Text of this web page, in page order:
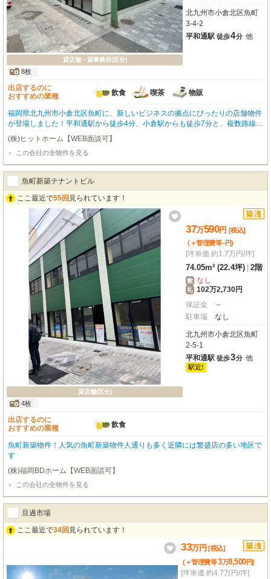
貸店舗・貸事務所(区分)
8枚
北九州市小倉北区魚町
3-4-2
平和通駅 徒歩4分 他
出店するのに
おすすめの業種
飲食 喫茶 物販
福岡県北九州市小倉北区魚町に、新しいビジネスの拠点にぴったりの店舗物件
が登場しました！平和通駅から徒歩4分、小倉駅からも徒歩7分と、複数路線が
利用できる便利な立地が魅力です。駅前立地で商店街に面し、幹線道路沿いの
路面店なので、視認性も抜群。前面ガラス張りで開放感があり、お客様の目を
惹きつけます。約74.25㎡の広々とした空間は、スケルトン渡しのため、お客
様の理想の店舗デザインを自由に実現できます。ガス・給排水設備も完備して
おり、重飲食を含む飲食店全般、カフェ、小売・物販はもちろん、事務所や美
容業、医療、各種教室など、幅広い業種にご対応可能です。築浅で綺麗な物件
で、周辺にはドン・キホーテやマツモトキヨシ、飲食店も多く、集客力も期待
援する、魅力いっぱいの物件です。ぜひ一度ご内覧ください！
(株)ヒットホーム【WEB面談可】
この会社の全物件を見る
魚町新築テナントビル
ここ最近で55回 見られています！
貸店舗(区分)
4枚
37万590円 [税込]
(＋管理費等-円)
[坪単価 約1.7万円/坪]
74.05m² (22.4坪) 2階
敷 なし
礼 102万2,730円
保証金
－
駐車場
なし
北九州市小倉北区魚町
2-5-1
平和通駅 徒歩3分 他
駅近!
出店するのに
おすすめの業種
飲食
魚町新築物件！人気の魚町新築物件人通りも多く近隣には繁盛店の多い地区で
す
(株)福岡BDホーム【WEB面談可】
この会社の全物件を見る
旦過市場
ここ最近で34回 見られています！
33万円 [税込]
(＋管理費等3万8,500円)
[坪単価 約4.7万円/坪]